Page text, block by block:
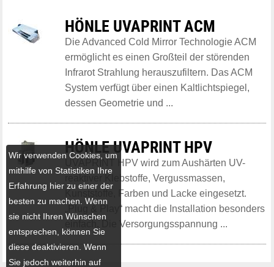
HÖNLE UVAPRINT ACM
Die Advanced Cold Mirror Technologie ACM
ermöglicht es einen Großteil der störenden
Infrarot Strahlung herauszufiltern. Das ACM
System verfügt über einen Kaltlichtspiegel,
dessen Geometrie und ...
HÖNLE UVAPRINT HPV
UVAPRINT HPV wird zum Aushärten UV-
reaktiver Klebstoffe, Vergussmassen,
Kunststoffe, Farben und Lacke eingesetzt.
„Plug & Play“ macht die Installation besonders
einfach. Die Versorgungsspannung ...
Wir verwenden Cookies, um
mithilfe von Statistiken Ihre
Erfahrung hier zu einer der
besten zu machen. Wenn
sie nicht Ihren Wünschen
entsprechen, können Sie
diese deaktivieren. Wenn
Sie jedoch weiterhin auf